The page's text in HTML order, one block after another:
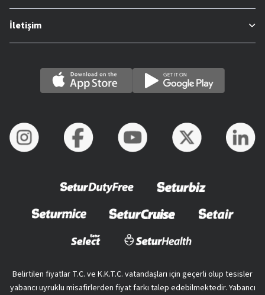
İletişim
Belirtilen fiyatlar T.C. ve K.K.T.C. vatandaşları için geçerli olup tesisler
yabancı uyruklu misafirlerden fiyat farkı talep edebilmektedir. Yabancı